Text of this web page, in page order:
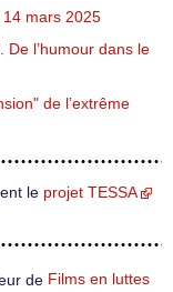
14 mars 2025
De l’humour dans le
de l’extrême
le projet TESSA
de Films en luttes